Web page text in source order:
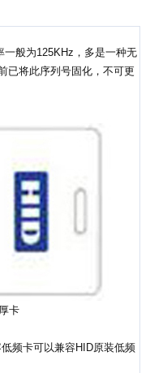
般为125KHz，多是一种无
已将此序列号固化，不可更
卡
频卡可以兼容HID原装低频